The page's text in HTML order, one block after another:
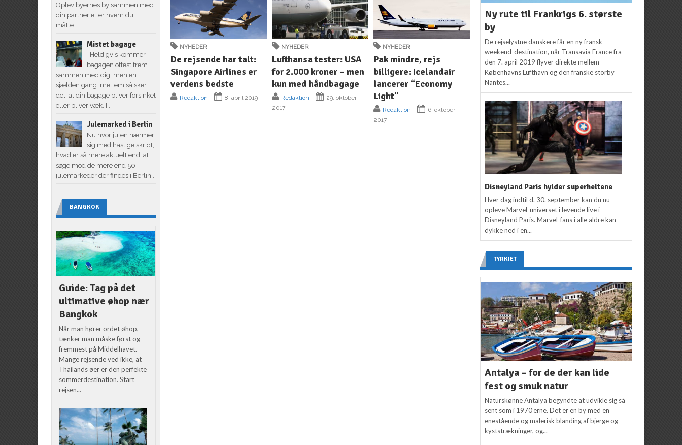
NYHEDER
De rejsende har talt:
Singapore Airlines er
verdens bedste
Redaktion 8. april 2019
NYHEDER
Lufthansa tester: USA
for 2.000 kroner – men
kun med håndbagage
Redaktion
29. oktober
2017
NYHEDER
Pak mindre, rejs
billigere: Icelandair
lancerer “Economy
Light”
Redaktion
6. oktober
2017
NYHEDER
Ny lounge åbner i
Københavns Lufthavn
Redaktion
Guide: Sådan pakker du
bedst din håndbagage
Oplev byernes by sammen med
din partner eller hvem du
måtte...
Mistet bagage
Heldigvis kommer
bagagen oftest frem
sammen med dig, men en
sjælden gang imellem så sker
det, at din bagage bliver forsinket
eller bliver væk. I...
Julemarked i Berlin
Nu hvor julen nærmer
sig med hastige skridt,
hvad er så mere aktuelt end, at
søge mod de mere end 50
julemarkeder der findes i Berlin...
BANGKOK
Guide: Tag på det
ultimative øhop nær
Bangkok
Når man hører ordet øhop,
tænker man måske først og
fremmest på Middelhavet.
Mange rejsende ved ikke, at
Thailands øer er den perfekte
sommerdestination. Start
rejsen...
Ny rute til Frankrigs 6. største
by
De rejselystne danskere får en ny fransk
weekend-destination, når Transavia France fra
den 7. april 2019 flyver direkte mellem
Københavns Lufthavn og den franske storby
Nantes...
Disneyland Paris hylder superheltene
Hver dag indtil d. 30. september kan du nu
opleve Marvel-universet i levende live i
Disneyland Paris. Marvel-fans i alle aldre kan
dykke ned i en...
TYRKIET
Antalya – for de der kan lide
fest og smuk natur
Naturskønne Antalya begyndte at udvikle sig så
sent som i 1970’erne. Det er en by med en
enestående og malerisk blanding af bjerge og
kyststrækninger, og...